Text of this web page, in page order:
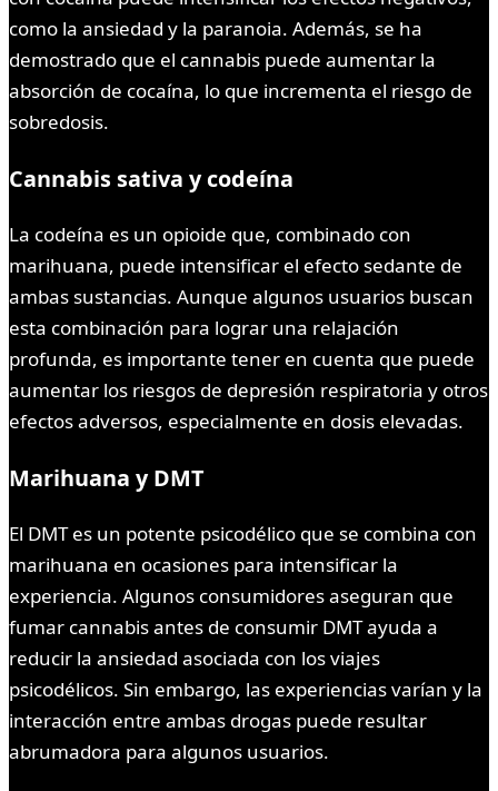
como la ansiedad y la paranoia. Además, se ha
demostrado que el cannabis puede aumentar la
absorción de cocaína, lo que incrementa el riesgo de
sobredosis.
Cannabis sativa y codeína
La codeína es un opioide que, combinado con
marihuana, puede intensificar el efecto sedante de
ambas sustancias. Aunque algunos usuarios buscan
esta combinación para lograr una relajación
profunda, es importante tener en cuenta que puede
aumentar los riesgos de depresión respiratoria y otros
efectos adversos, especialmente en dosis elevadas.
Marihuana y DMT
El DMT es un potente psicodélico que se combina con
marihuana en ocasiones para intensificar la
experiencia. Algunos consumidores aseguran que
fumar cannabis antes de consumir DMT ayuda a
reducir la ansiedad asociada con los viajes
psicodélicos. Sin embargo, las experiencias varían y la
interacción entre ambas drogas puede resultar
abrumadora para algunos usuarios.